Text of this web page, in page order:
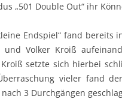
„501 Double Out“ ihr
Endspiel“ fand
und Volker Kroiß
Kroiß setzte sich hierbei
vieler fand
3 Durchgängen